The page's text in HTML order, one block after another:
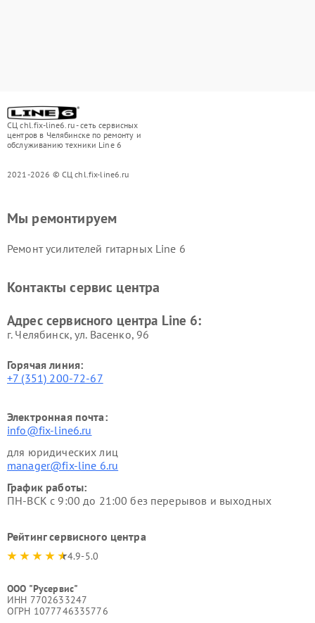
СЦ chl.fix-line6.ru - сеть сервисных
центров в Челябинске по ремонту и
обслуживанию техники Line 6
2021-2026 © СЦ chl.fix-line6.ru
Мы ремонтируем
Ремонт усилителей гитарных Line 6
Контакты сервис центра
Адрес сервисного центра Line 6:
г. Челябинск, ул. Васенко, 96
Горячая линия:
+7 (351) 200-72-67
Электронная почта:
info@fix-line6.ru
для юридических лиц
manager@fix-line 6.ru
График работы:
ПН-ВСК с 9:00 до 21:00 без перерывов и выходных
Рейтинг сервисного центра
4.9-5.0
ООО "Русервис"
ИНН 7702633247
ОГРН 1077746335776